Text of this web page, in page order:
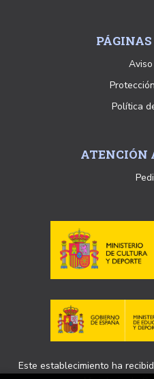
Política
ATENCIÓN
Este establecimiento ha